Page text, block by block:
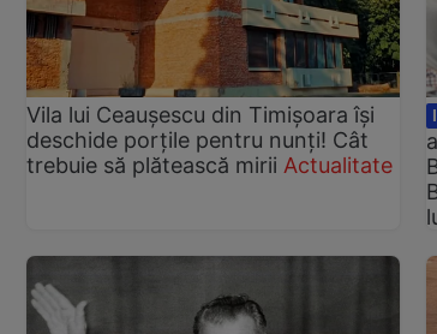
Vila lui Ceaușescu din Timișoara își
deschide porțile pentru nunți! Cât
trebuie să plătească mirii Actualitate